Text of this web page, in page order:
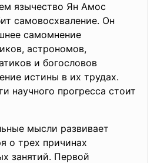
язычество Ян Амос
самовосхваление. Он
самомнение
астрономов,
и богословов
истины в их трудах.
научного прогресса стоит
мысли развивает
о трех причинах
занятий. Первой